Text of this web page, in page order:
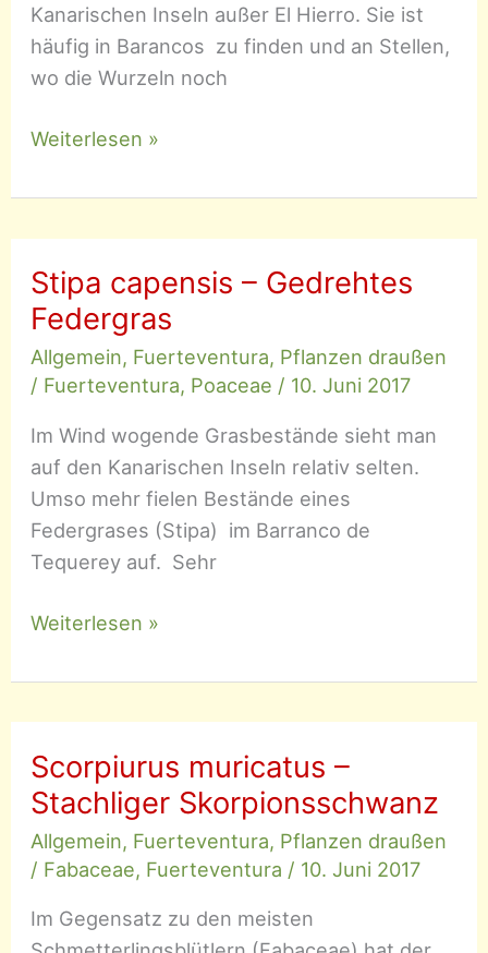
Kanarischen Inseln außer El Hierro. Sie ist
häufig in Barancos zu finden und an Stellen,
wo die Wurzeln noch
Tamarix
–
Weiterlesen »
Stipa capensis – Gedrehtes
Federgras
Allgemein, Fuerteventura, Pflanzen draußen
/ Fuerteventura, Poaceae / 10. Juni 2017
Im Wind wogende Grasbestände sieht man
auf den Kanarischen Inseln relativ selten.
Umso mehr fielen Bestände eines
Federgrases (Stipa) im Barranco de
Tequerey auf. Sehr
Stipa
–
Gedrehtes
Weiterlesen »
Scorpiurus muricatus –
Stachliger Skorpionsschwanz
Allgemein, Fuerteventura, Pflanzen draußen
/ Fabaceae, Fuerteventura / 10. Juni 2017
Im Gegensatz zu den meisten